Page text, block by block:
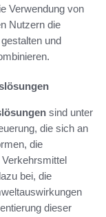
Verwendung von
Nutzern die
und
sind unter
die sich an
die
bei, die
dieser